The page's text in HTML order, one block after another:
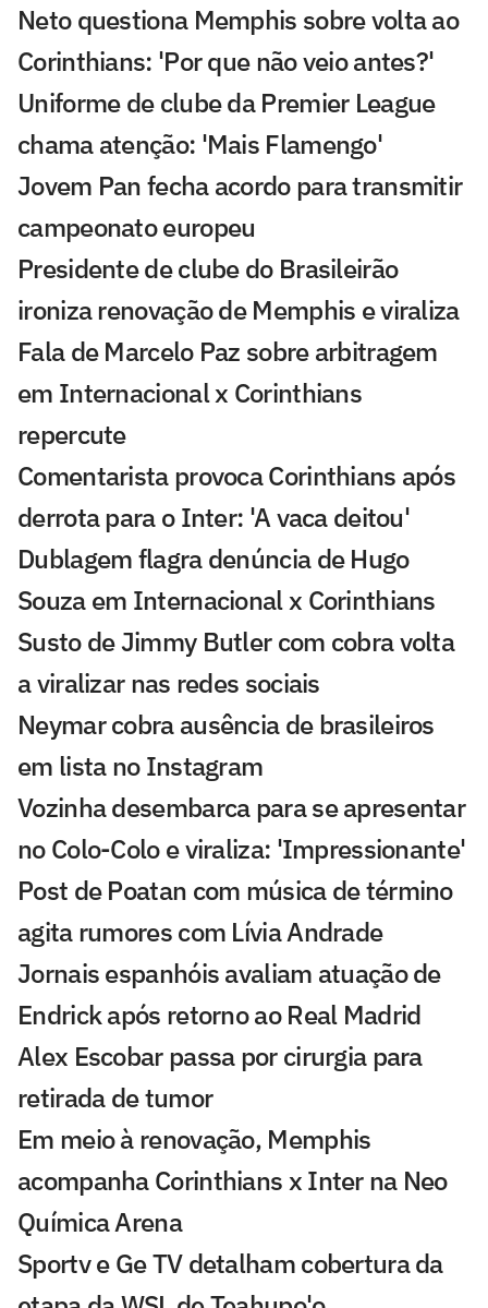
Neto questiona Memphis sobre volta ao
Corinthians: 'Por que não veio antes?'
Uniforme de clube da Premier League
chama atenção: 'Mais Flamengo'
Jovem Pan fecha acordo para transmitir
campeonato europeu
Presidente de clube do Brasileirão
ironiza renovação de Memphis e viraliza
Fala de Marcelo Paz sobre arbitragem
em Internacional x Corinthians
repercute
Comentarista provoca Corinthians após
derrota para o Inter: 'A vaca deitou'
Dublagem flagra denúncia de Hugo
Souza em Internacional x Corinthians
Susto de Jimmy Butler com cobra volta
a viralizar nas redes sociais
Neymar cobra ausência de brasileiros
em lista no Instagram
Vozinha desembarca para se apresentar
no Colo-Colo e viraliza: 'Impressionante'
Post de Poatan com música de término
agita rumores com Lívia Andrade
Jornais espanhóis avaliam atuação de
Endrick após retorno ao Real Madrid
Alex Escobar passa por cirurgia para
retirada de tumor
Em meio à renovação, Memphis
acompanha Corinthians x Inter na Neo
Química Arena
Sportv e Ge TV detalham cobertura da